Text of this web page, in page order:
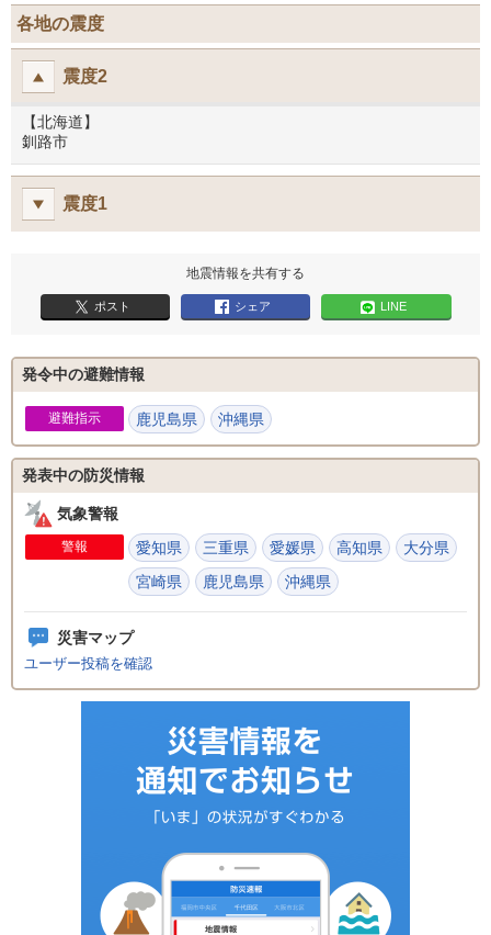
各地の震度
震度2
【北海道】
釧路市
震度1
地震情報を共有する
ポスト シェア LINE
発令中の避難情報
避難指示 鹿児島県 沖縄県
発表中の防災情報
気象警報
警報 愛知県 三重県 愛媛県 高知県
大分県
宮崎県
鹿児島県 沖縄県
災害マップ
ユーザー投稿を確認